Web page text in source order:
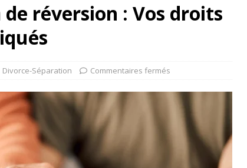
réversion : Vos droits
Divorce-Séparation Commentaires fermés